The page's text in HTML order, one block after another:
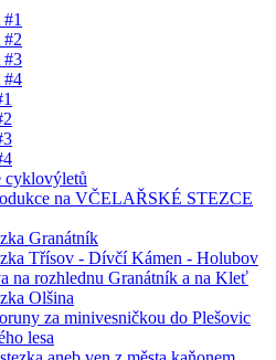
#3
#4
cyklovýletů
na VČELAŘSKÉ STEZCE
Granátník
Třísov - Dívčí Kámen - Holubov
na rozhlednu Granátník a na Kleť
Olšina
za minivesničkou do Plešovic
lesa